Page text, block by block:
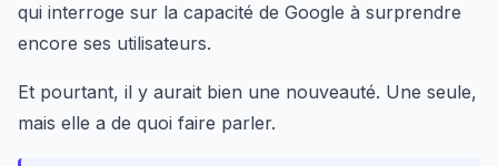
qui interroge sur la capacité de Google à surprendre
encore ses utilisateurs.
Et pourtant, il y aurait bien une nouveauté. Une seule,
mais elle a de quoi faire parler.